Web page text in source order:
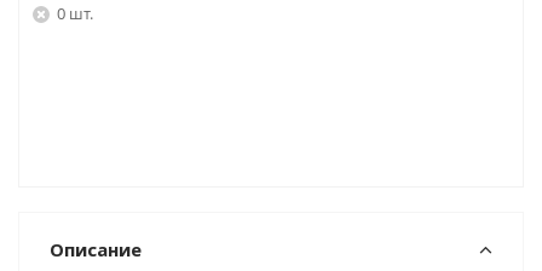
0 шт.
Описание